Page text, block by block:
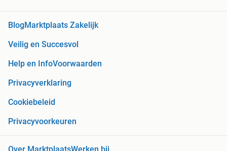
BlogMarktplaats Zakelijk
Veilig en Succesvol
Help en InfoVoorwaarden
Privacyverklaring
Cookiebeleid
Privacyvoorkeuren